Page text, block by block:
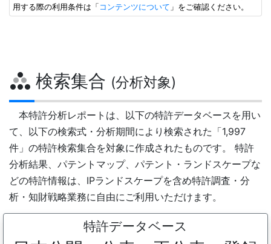
用する際の利用条件は「 コンテンツについて 」をご確認ください。
検索集合 (分析対象)
本特許分析レポートは、以下の特許データベースを用い
て、以下の検索式・分析期間により検索された「1,997
件」の特許検索集合を対象に作成されたものです。 特許
分析結果、パテントマップ、パテント・ランドスケープな
どの特許情報は、IPランドスケープを含め特許調査・分
析・知財戦略業務に自由にご利用いただけます。
特許データベース